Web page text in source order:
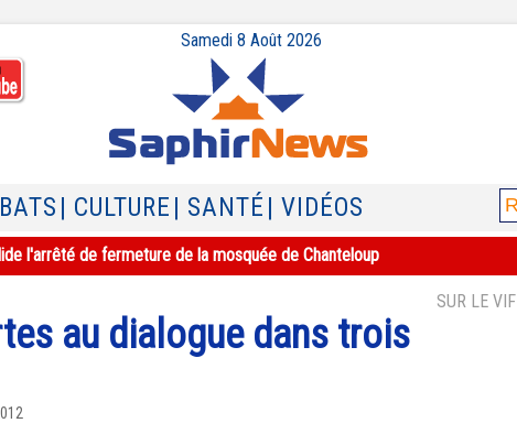
Samedi 8 Août 2026
| CULTURE | SANTÉ | VIDÉOS
l'arrêté de fermeture de la mosquée de Chanteloup
SUR LE VIF
au dialogue dans trois